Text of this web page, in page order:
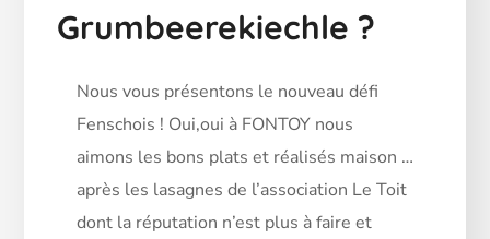
Grumbeerekiechle ?
Nous vous présentons le nouveau défi
Fenschois ! Oui,oui à FONTOY nous
aimons les bons plats et réalisés maison …
après les lasagnes de l’association Le Toit
dont la réputation n’est plus à faire et